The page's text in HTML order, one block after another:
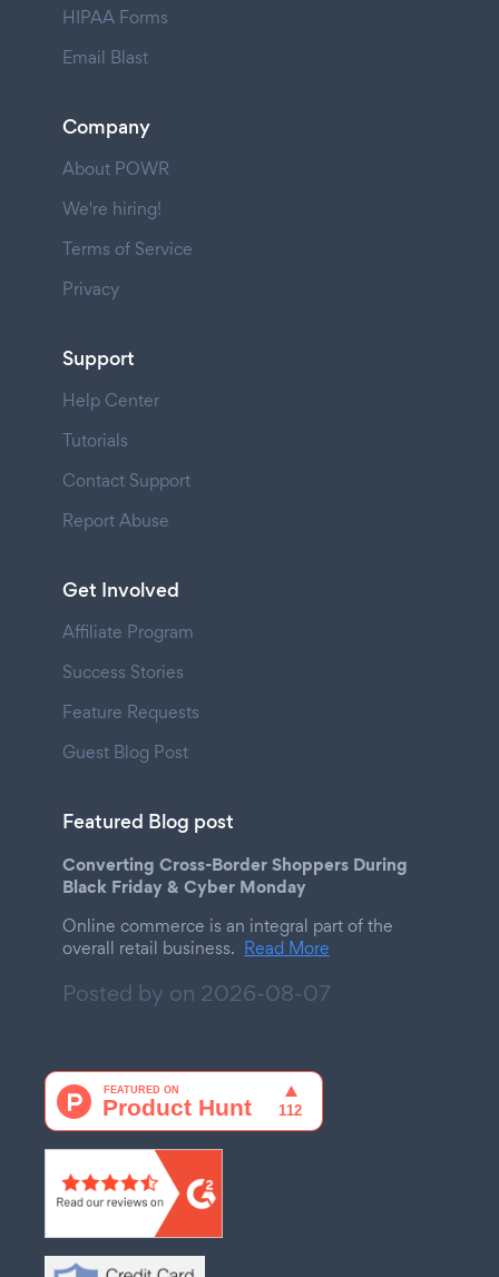
HIPAA Forms
Email Blast
Company
About POWR
We're hiring!
Terms of Service
Privacy
Support
Help Center
Tutorials
Contact Support
Report Abuse
Get Involved
Affiliate Program
Success Stories
Feature Requests
Guest Blog Post
Featured Blog post
Converting Cross-Border Shoppers During
Black Friday & Cyber Monday
Online commerce is an integral part of the
overall retail business. Read More
Posted by on 2026-08-07